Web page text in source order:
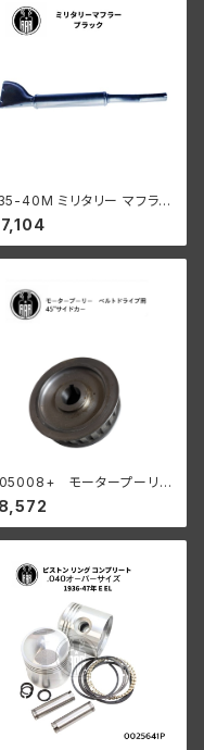
40M ミリタリー マフラー
ック
モータープーリー
ベルトドライブ用 45" サイ
ー